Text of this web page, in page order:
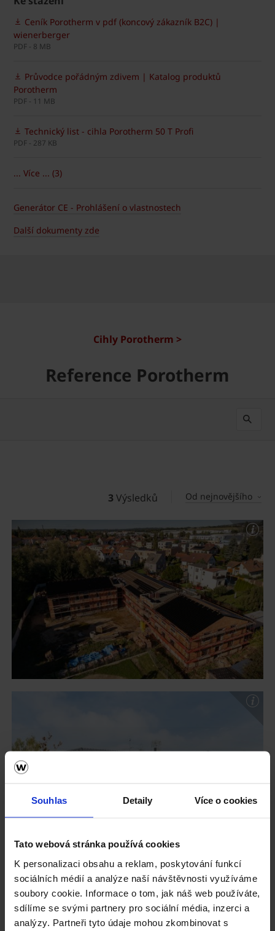
Souhlas Detaily Více o cookies
Tato webová stránka používá cookies
K personalizaci obsahu a reklam, poskytování funkcí
sociálních médií a analýze naší návštěvnosti využíváme
soubory cookie. Informace o tom, jak náš web používáte,
sdílíme se svými partnery pro sociální média, inzerci a
analýzy. Partneři tyto údaje mohou zkombinovat s
Ceník Porotherm v pdf (koncový zákazník B2C) |
wienerberger
PDF - 8 MB
Průvodce pořádným zdivem | Katalog produktů
Porotherm
PDF - 11 MB
Technický list - cihla Porotherm 50 T Profi
PDF - 287 KB
... Více ... (3)
Generátor CE - Prohlášení o vlastnostech
Další dokumenty zde
Cihly Porotherm >
Reference Porotherm
3 Výsledků Od nejnovějšího